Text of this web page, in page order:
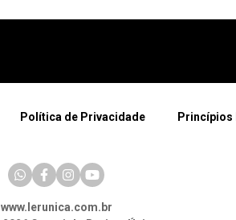
Política de Privacidade Princípios
www.lerunica.com.br